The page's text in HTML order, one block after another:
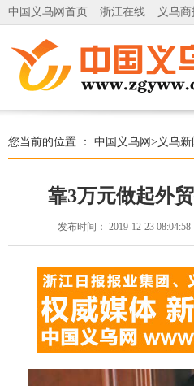
中国义乌网首页 浙江在线 义乌
您当前的位置 ： 中国义乌网 > 义乌新
靠3万元做起外
发布时间： 2019-12-23 08:04:58